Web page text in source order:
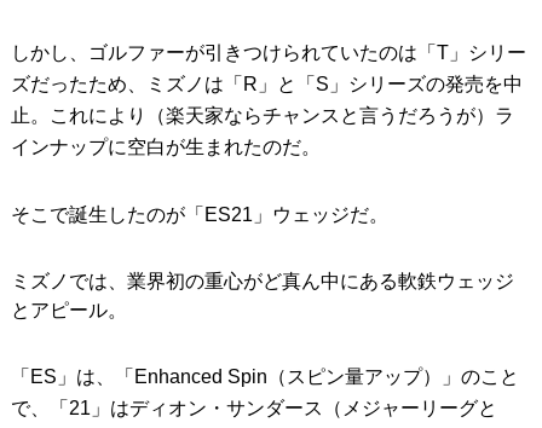
しかし、ゴルファーが引きつけられていたのは「T」シリー
ズだったため、ミズノは「R」と「S」シリーズの発売を中
止。これにより（楽天家ならチャンスと言うだろうが）ラ
インナップに空白が生まれたのだ。
そこで誕生したのが「ES21」ウェッジだ。
ミズノでは、業界初の重心がど真ん中にある軟鉄ウェッジ
とアピール。
「ES」は、「Enhanced Spin（スピン量アップ）」のこと
で、「21」はディオン・サンダース（メジャーリーグと